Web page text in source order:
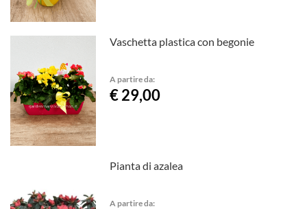
Vaschetta plastica con begonie
A partire da:
€ 29,00
Pianta di azalea
A partire da: